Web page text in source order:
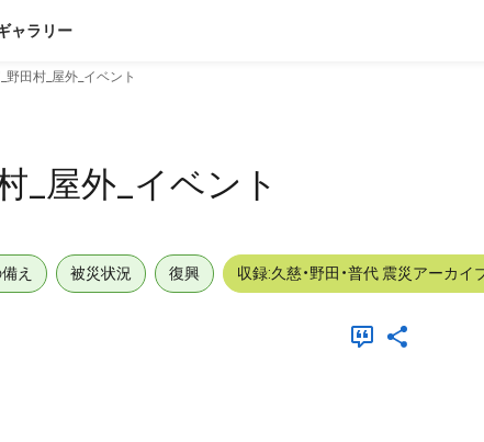
ャラリー
野田村_屋外_イベント
_屋外_イベント
え 被災状況 復興 収録:久慈・野田・普代 震災アーカイ